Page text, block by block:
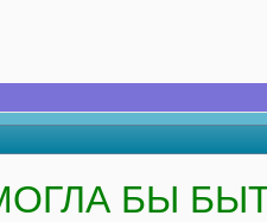
БЫ